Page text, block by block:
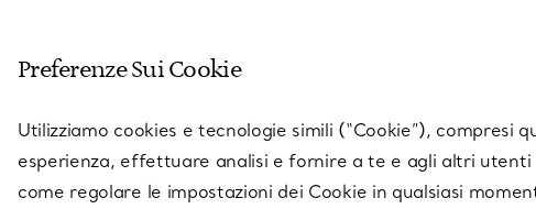
Preferenze Sui Cookie
Utilizziamo cookies e tecnologie simili (“Cookie”),
esperienza, effettuare analisi e fornire a te e agli altri
come regolare le impostazioni dei Cookie in qualsiasi